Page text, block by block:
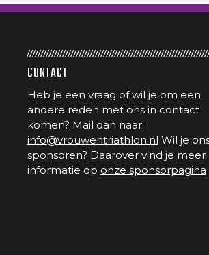
CONTACT
Heb je een vraag of wil je om een
andere reden met ons in contact
komen? Mail dan naar:
info@vrouwentriathlon.nl Wil je
sponsoren? Daarover vind je meer
informatie op onze sponsorpagina